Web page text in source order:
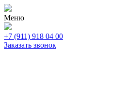
Меню
+7 (911) 918 04 00
Заказать звонок